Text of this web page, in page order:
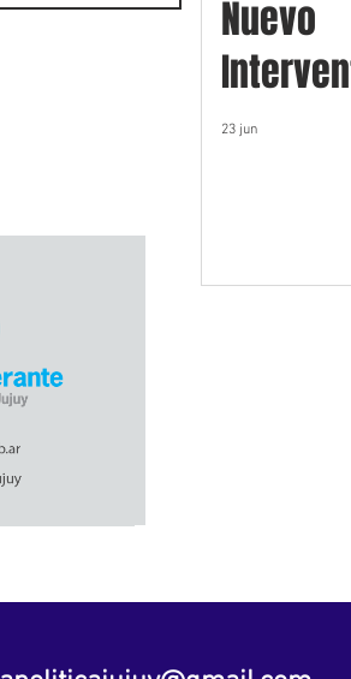
Nuevo
23 jun